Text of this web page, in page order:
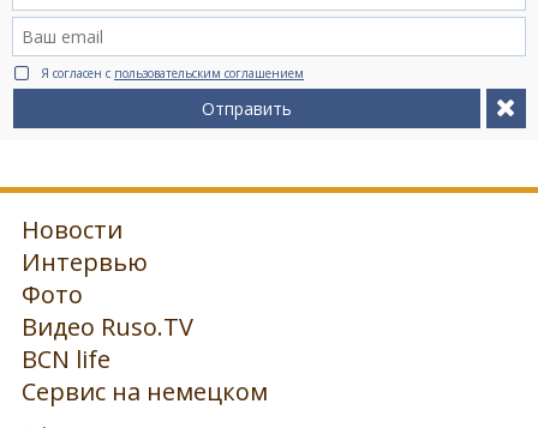
Я согласен с пользовательским соглашением
Отправить
Новости
Интервью
Фото
Видео Ruso.TV
BCN life
Сервис на немецком